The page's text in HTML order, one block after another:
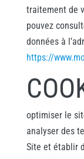
traitement de
pouvez
données à
https://
optimiser le
analyser des
Site et établir